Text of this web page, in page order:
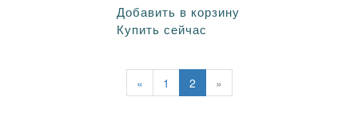
Добавить в корзину
Купить сейчас
« 1 2 »